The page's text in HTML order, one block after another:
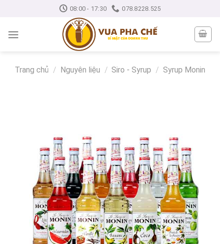
content
08:00 - 17:30 078.8228.525
Trang chủ / Nguyên liệu / Siro - Syrup / Syrup Monin